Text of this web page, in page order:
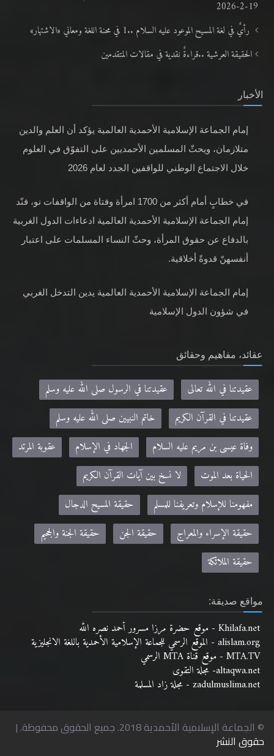
19-2-2026
رأيٌ في لغة المسيح الموعود عليه السلام ..1 في محنة اللغة ومعاني «الاشتهار»
الحقيقة العرشية ..قراءةٌ نقدية في مقالات المتقدمين
الأخبار
إمام الجماعة الإسلامية الأحمدية العالمية يؤكد أن العلم والدين
متلازمان، ويحثّ المسلمين الأحمديين على التفوّق في العلوم
خلال الاجتماع الوطني للواقفين الجدد لعام 2026
في خطابٍ أمام أكثر من 1700 امرأة وفتاة من الواقفات نو، فنّد
إمام الجماعة الإسلامية الأحمدية العالمية ادعاءات الدول الغربية
بالدفاع عن حقوق المرأة، وحثّ النساء المسلمات على اعتبار
أنفسهنّ قدوةً أخلاقية.
إمام الجماعة الإسلامية الأحمدية العالمية يدين التدخل الغربي
في شؤون الدول الإسلامية
عقائد، مفاهيم وحقائق
عقيدتنا في الله تعالى
عقيدتنا في الرسول صلى الله عليه وسلم
عقيدتنا في القرآن الكريم
خاتم النبيين صلى الله عليه وسلم
وفاة عيسى بن مريم عليه السلام
الجهاد في الإسلام
عقوبة المرتد
الحياة بعد الموت
لا نسخ بين آيات القرآن الكريم
مفهومنا للإسلام وتعريفنا للمسلم
حقيقة المسيح الدجال
حقيقة الإسراء والمعراج
حقيقة الجن
حقيقة الجنة والجحيم
حقيقة الملائكة
مواقع صديقة:
Khilafa.net - موقع حضرة مرزا مسرور أحمد نصره الله
alislam.org - الموقع الرسمي للجماعة الإسلامية الأحمدية باللغة الانجليزية
MTA.TV - موقع قناة MTA الرسمي
altaqwa.net- مجلة التقوى
zadulmuslima.net - مجلة زاد المسلمة
© الجماعة الإسلامية الأحمدية 2018. جميع الحقوق محفوظة. |
حقوق النشر